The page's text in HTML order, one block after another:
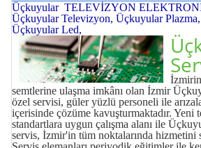
Üçkuyular TELEVİZYON
Üçkuyular Televizyon, Üçkuyular
Üçkuyular Led,
semtlerine ulaşma imkânı olan İzmir
özel servisi, güler yüzlü personeli ile
içerisinde çözüme kavuşturmaktadır. Yeni
standartlara uygun çalışma alanı ile
servis, İzmir'in tüm noktalarında hizmetini